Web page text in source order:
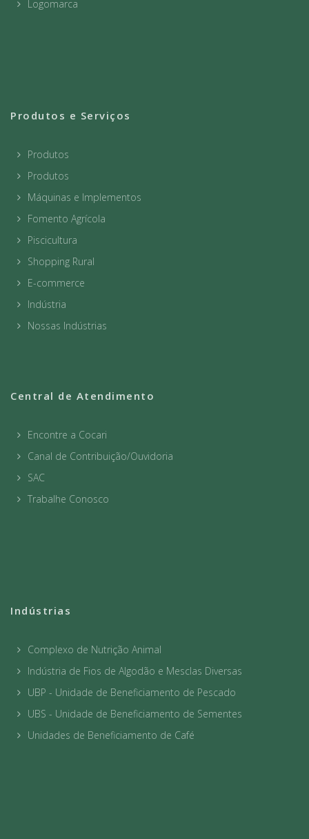
Logomarca
Produtos e Serviços
Produtos
Produtos
Máquinas e Implementos
Fomento Agrícola
Piscicultura
Shopping Rural
E-commerce
Indústria
Nossas Indústrias
Central de Atendimento
Encontre a Cocari
Canal de Contribuição/Ouvidoria
SAC
Trabalhe Conosco
Indústrias
Complexo de Nutrição Animal
Indústria de Fios de Algodão e Mesclas Diversas
UBP - Unidade de Beneficiamento de Pescado
UBS - Unidade de Beneficiamento de Sementes
Unidades de Beneficiamento de Café